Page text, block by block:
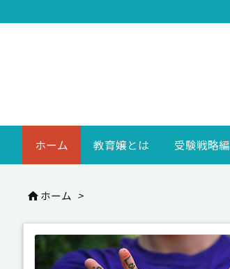
ホーム 教育嬢とは 受験戦略編
 ホーム >